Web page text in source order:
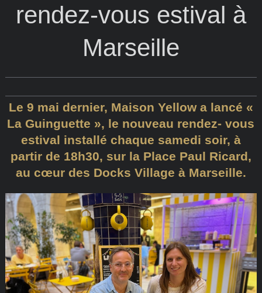
rendez-vous estival à
Marseille
Le 9 mai dernier, Maison Yellow a lancé «
La Guinguette », le nouveau rendez- vous
estival installé chaque samedi soir, à
partir de 18h30, sur la Place Paul Ricard,
au cœur des Docks Village à Marseille.